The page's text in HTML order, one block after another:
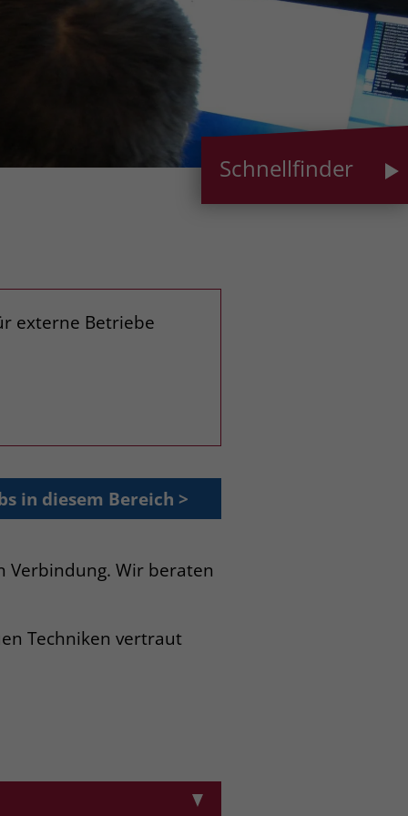
Schnellfinder
externe Betriebe
in diesem Bereich >
Verbindung. Wir beraten
Techniken vertraut